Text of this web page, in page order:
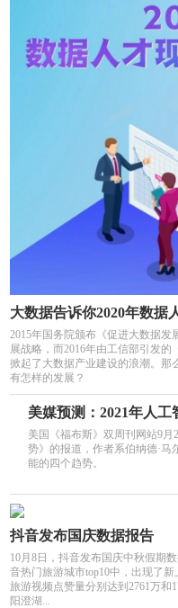
大数据告诉你2020年数据
2015年国务院颁布《促进大数据
展战略，而2016年由工信部引发的
掀起了大数据产业建设的浪潮。那
有怎样的发展？
美媒预测：2021年人
美国《福布斯》双周刊网站9月
势》的报道，作者系伯纳德·
能的四个趋势。
抖音发布国庆数据报告
10月8日，抖音发布国庆中秋假期
音热门旅游城市top10中，出现了
旅游视频点赞量分别达到2761万和
阳澄湖...